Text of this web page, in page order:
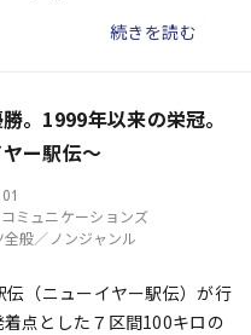
続きを読む
。1999年以来の栄冠。
ー駅伝～
ミュニケーションズ
全般／ノンジャンル
（ニューイヤー駅伝）が行
点とした７区間100キロの